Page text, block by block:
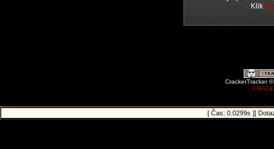
Klik
CrackerTracker
[ Čas: 0.0299s ][